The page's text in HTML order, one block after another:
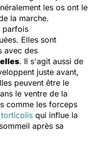
les os ont le
la marche.
parfois
Elles sont
avec des
. Il s'agit aussi de
juste avant,
peuvent être le
le ventre de la
comme les forceps
torticolis qui influe la
après sa